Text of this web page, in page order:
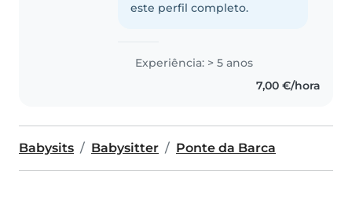
este perfil completo.
Experiência: > 5 anos
7,00 €/hora
Babysits Babysitter Ponte da Barca